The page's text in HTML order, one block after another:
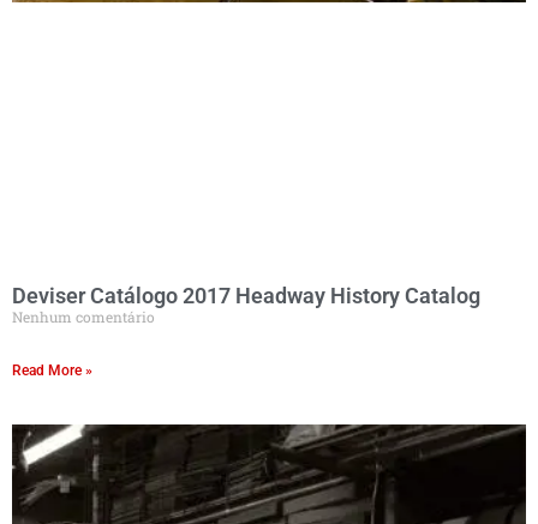
Deviser Catálogo 2017 Headway History Catalog
Nenhum comentário
Read More »